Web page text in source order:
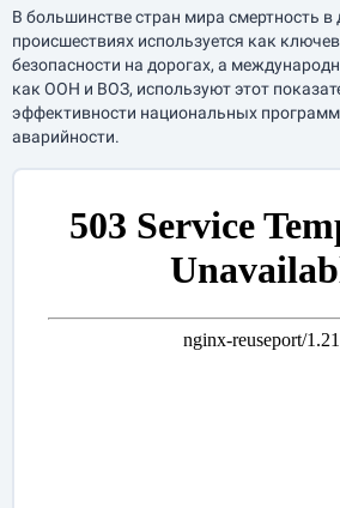
В большинстве стран мира смертность
происшествиях используется как
безопасности на дорогах, а
как ООН и ВОЗ, используют этот
эффективности национальных
аварийности.